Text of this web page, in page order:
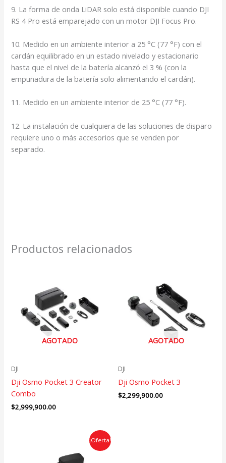
9. La forma de onda LiDAR solo está disponible cuando DJI
RS 4 Pro está emparejado con un motor DJI Focus Pro.
10. Medido en un ambiente interior a 25 °C (77 °F) con el
cardán equilibrado en un estado nivelado y estacionario
hasta que el nivel de la batería alcanzó el 3 % (con la
empuñadura de la batería solo alimentando el cardán).
11. Medido en un ambiente interior de 25 °C (77 °F).
12. La instalación de cualquiera de las soluciones de disparo
requiere uno o más accesorios que se venden por
separado.
Productos relacionados
AGOTADO
DJI
Dji Osmo Pocket 3 Creator
Combo
$2,999,900.00
AGOTADO
DJI
Dji Osmo Pocket 3
$2,299,900.00
¡Oferta!
original
El
precio
actual